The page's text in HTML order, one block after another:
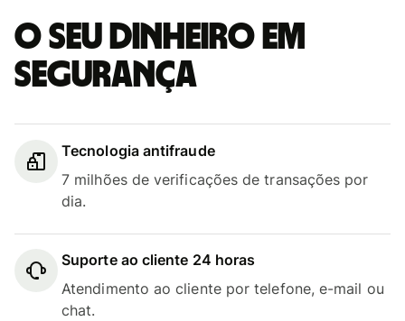
O seu dinheiro em
segurança
Tecnologia antifraude
7 milhões de verificações de transações por
dia.
Suporte ao cliente 24 horas
Atendimento ao cliente por telefone, e-mail ou
chat.